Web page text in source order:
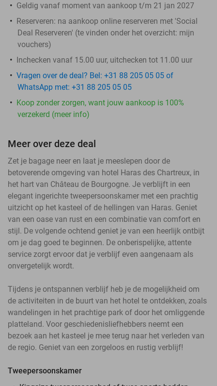
Geldig vanaf moment van aankoop t/m 21 jan 2027
Reserveren: na aankoop online reserveren met 'Social
Deal Reserveren' (te vinden onder het overzicht: mijn
vouchers)
Inchecken vanaf 15.00 uur, uitchecken tot 11.00 uur
Vragen over de deal? Bel: +31 88 205 05 05 of
WhatsApp met: +31 88 205 05 05
Koop zonder zorgen, want jouw aankoop is 100%
verzekerd (meer info)
Meer over deze deal
Zet je bagage neer en laat je meeslepen door de
betoverende omgeving van hotel Haras des Chartreux, in
het hart van Château de Bourgogne. Je verblijft in een
elegant ingerichte tweepersoonskamer met een prachtig
uitzicht op het kasteel of de hellingen van Haras. Geniet
van een oase van rust en een combinatie van comfort en
stijl. De volgende ochtend geniet je van een heerlijk ontbijt
om je dag goed te beginnen. De onberispelijke, attente
service zorgt ervoor dat je verblijf even aangenaam als
onvergetelijk wordt.
Tijdens je ontspannen verblijf heb je de mogelijkheid om
de activiteiten in de buurt van het hotel te ontdekken, zoals
wandelingen in het prachtige park of door het omliggende
platteland. Voor geschiedenisliefhebbers neemt een
bezoek aan het kasteel je mee terug naar het verleden van
de regio. Geniet van een zorgeloos en rustig verblijf!
Tweepersoonskamer